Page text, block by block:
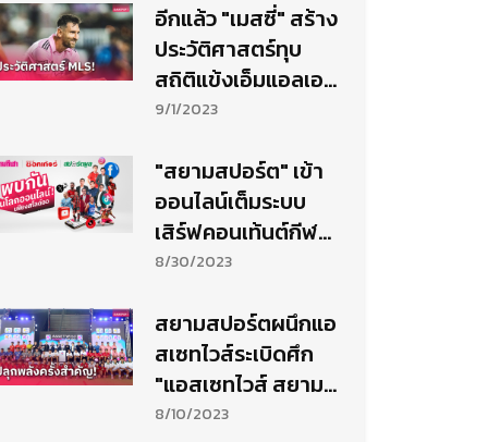
กีฬาตัวจริง!
อีกแล้ว "เมสซี่" สร้าง
ประวัติศาสตร์ทุบ
สถิติแข้งเอ็มแอลเอ
สมูลค่าตลาดสูงสุด
9/1/2023
"สยามสปอร์ต" เข้า
ออนไลน์เต็มระบบ
เสิร์ฟคอนเท้นต์กีฬา
เข้มข้นโดยคนกีฬาตัว
8/30/2023
สยามสปอร์ตผนึกแอ
สเซทไวส์ระเบิดศึก
"แอสเซทไวส์ สยาม
กีฬาคัพ 2023" สาน
8/10/2023